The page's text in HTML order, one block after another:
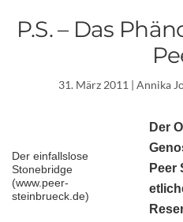
P.S. – Das
31. März 2011 | Annika
Der einfallslose
Stonebridge
(www.peer-
steinbrueck.de)
Der
Peer